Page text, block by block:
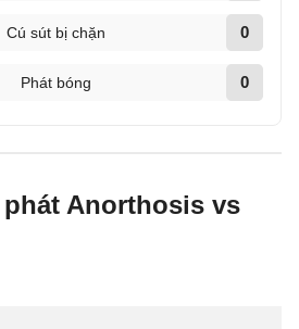
Cú sút bị chặn 0
Phát bóng 0
Anorthosis vs